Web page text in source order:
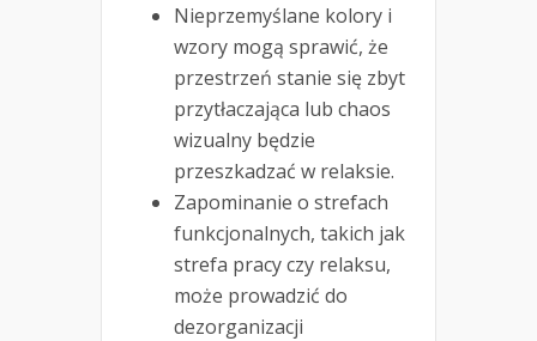
Nieprzemyślane kolory i
wzory mogą sprawić, że
przestrzeń stanie się zbyt
przytłaczająca lub chaos
wizualny będzie
przeszkadzać w relaksie.
Zapominanie o strefach
funkcjonalnych, takich jak
strefa pracy czy relaksu,
może prowadzić do
dezorganizacji